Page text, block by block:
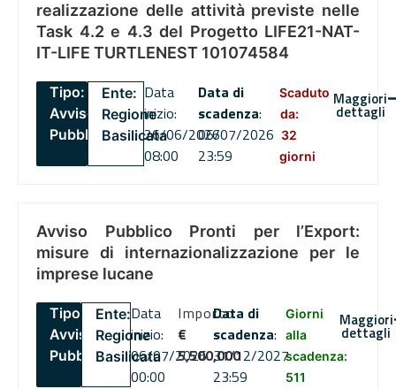
realizzazione delle attività previste nelle
Task 4.2 e 4.3 del Progetto LIFE21-NAT-
IT-LIFE TURTLENEST 101074584
Tipo:
Avviso
Pubblico
Ente:
Regione
Basilicata
Data
inizio:
26/06/2026
08:00
Data di
scadenza:
06/07/2026
23:59
Scaduto
da:
32
giorni
Maggiori
dettagli
Avviso Pubblico Pronti per l’Export:
misure di internazionalizzazione per le
imprese lucane
Tipo:
Avviso
Pubblico
Ente:
Regione
Basilicata
Data
inizio:
06/07/2026
00:00
Importo
€
5,500,000
Data di
scadenza:
31/12/2027
23:59
Giorni
alla
scadenza:
511
Maggiori
dettagli